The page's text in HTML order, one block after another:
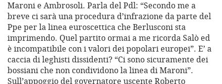
Maroni e Ambrosoli. Parla del Pdl: “Secondo me a
breve ci sarà una procedura d’infrazione da parte del
Ppe per la linea euroscettica che Berlusconi sta
imprimendo. Quel partito ormai a me ricorda Salò ed
è incompatibile con i valori dei popolari europei”. E’ a
caccia di leghisti dissidenti? “Ci sono sicuramente dei
bossiani che non condividono la linea di Maroni”.
Sull’appoggio del governatore uscente Roberto